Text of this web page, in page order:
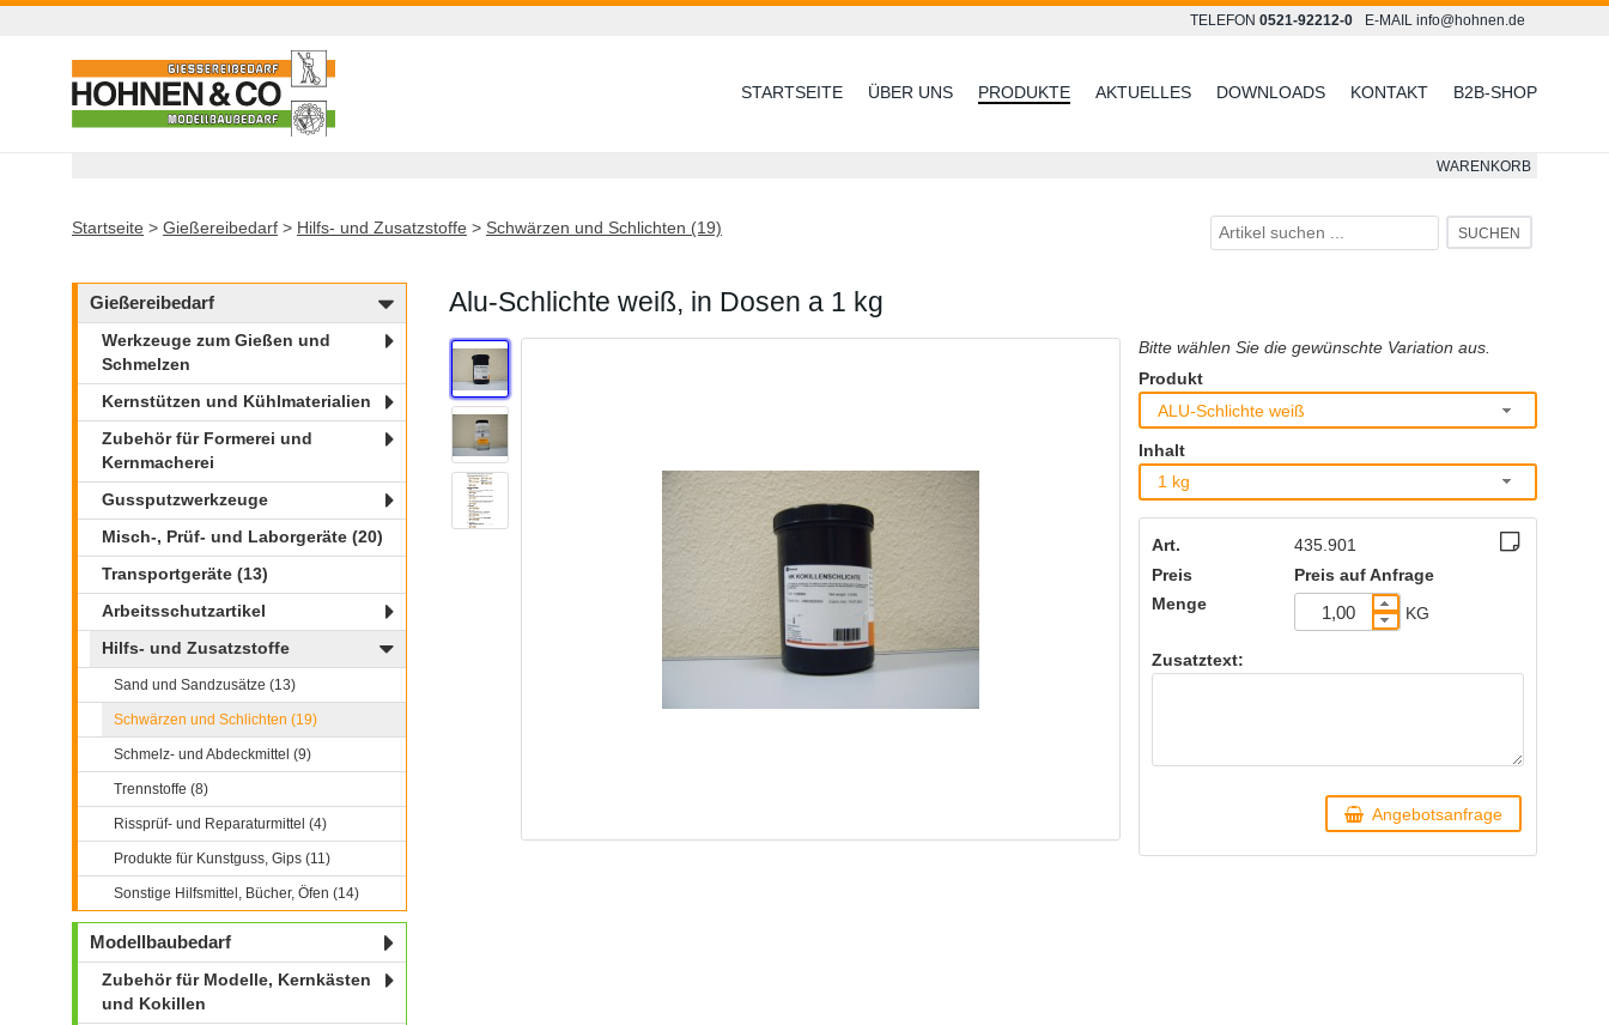
E-MAIL info@hohnen.de
TELEFON 0521-92212-0
B2B-SHOP
KONTAKT
DOWNLOADS
AKTUELLES
PRODUKTE
ÜBER UNS
STARTSEITE
WARENKORB
Startseite > Gießereibedarf > Hilfs- und Zusatzstoffe > Schwärzen und Schlichten (19) SUCHEN
Gießereibedarf
Werkzeuge zum Gießen und
Schmelzen
Kernstützen und Kühlmaterialien
Zubehör für Formerei und
Kernmacherei
Gussputzwerkzeuge
Misch-, Prüf- und Laborgeräte (20)
Transportgeräte (13)
Arbeitsschutzartikel
Hilfs- und Zusatzstoffe
Sand und Sandzusätze (13)
Schwärzen und Schlichten (19)
Schmelz- und Abdeckmittel (9)
Trennstoffe (8)
Rissprüf- und Reparaturmittel (4)
Produkte für Kunstguss, Gips (11)
Sonstige Hilfsmittel, Bücher, Öfen (14)
Modellbaubedarf
Zubehör für Modelle, Kernkästen
und Kokillen
Alu-Schlichte weiß, in Dosen a 1 kg
Bitte wählen Sie die gewünschte Variation aus.
Produkt
ALU-Schlichte weiß
Inhalt
1 kg
Art.
435.901
Preis
Preis auf Anfrage
Menge
KG
Zusatztext:
Angebotsanfrage